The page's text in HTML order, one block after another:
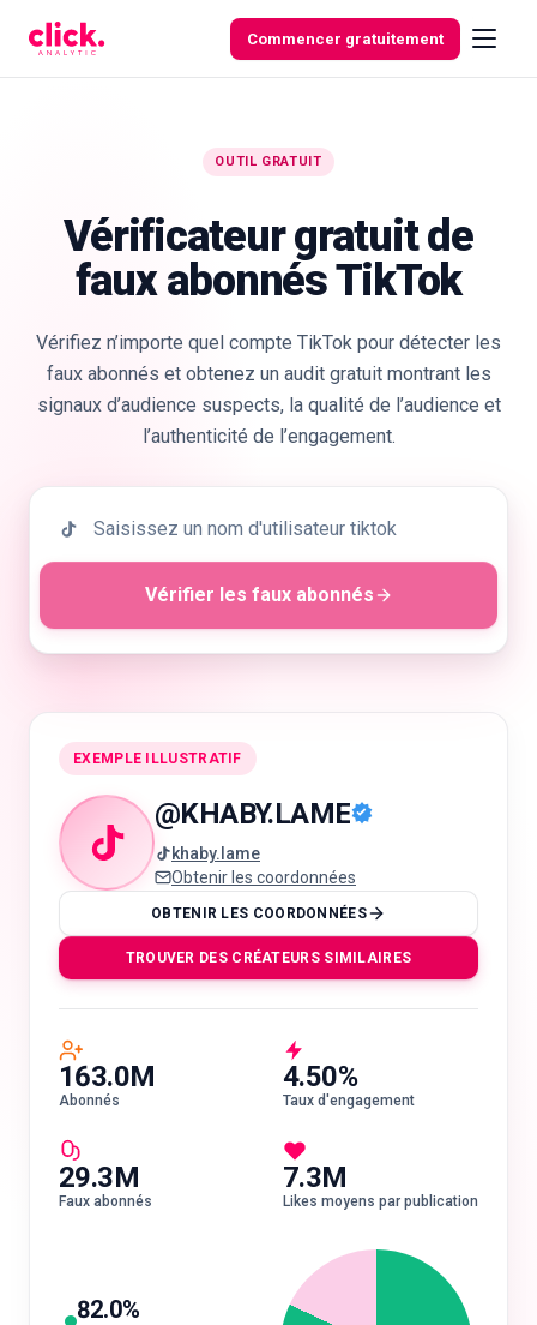
Commencer gratuitement
Outils
gratuits
OUTIL GRATUIT
Vérificateur gratuit de
faux abonnés TikTok
Vérifiez n’importe quel compte TikTok pour détecter les
faux abonnés et obtenez un audit gratuit montrant les
signaux d’audience suspects, la qualité de l’audience et
l’authenticité de l’engagement.
Vérifier les faux abonnés
EXEMPLE ILLUSTRATIF
@KHABY.LAME
khaby.lame
Obtenir les coordonnées
OBTENIR LES COORDONNÉES
TROUVER DES CRÉATEURS SIMILAIRES
163.0M
Abonnés
4.50%
Taux d'engagement
29.3M
Faux abonnés
7.3M
Likes moyens par publication
82.0%